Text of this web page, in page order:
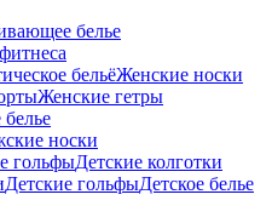
белье
бельёЖенские носки
Женские гетры
носки
гольфыДетские колготки
Детские гольфыДетское белье